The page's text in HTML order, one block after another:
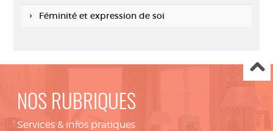
Féminité et expression de soi
NOS RUBRIQUES
Services & infos pratiques